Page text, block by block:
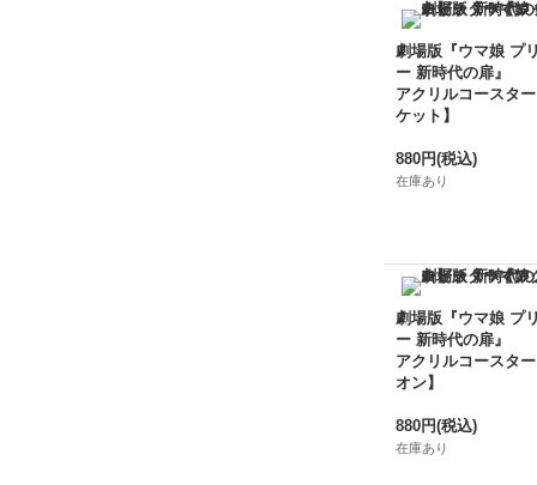
劇場版『ウマ娘 プ
ー 新時代の扉』
アクリルコースタ
ケット】
880円(税込)
在庫あり
劇場版『ウマ娘 プ
ー 新時代の扉』
アクリルコースタ
オン】
880円(税込)
在庫あり